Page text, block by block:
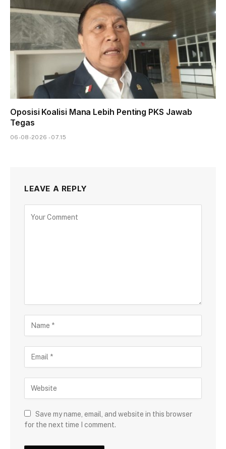
Oposisi Koalisi Mana Lebih Penting PKS Jawab
Tegas
06-08-2026 - 07.15
LEAVE A REPLY
Save my name, email, and website in this browser
for the next time I comment.